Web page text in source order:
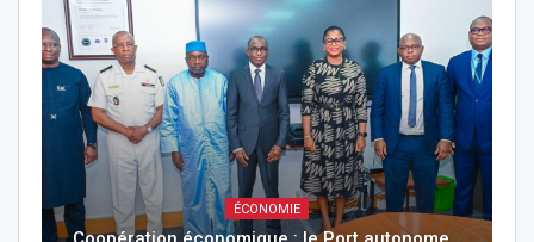
ÉCONOMIE